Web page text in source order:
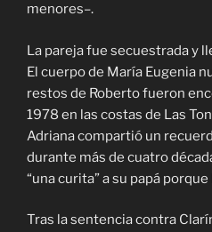
menores–.
La pareja fue secuestrada y
El cuerpo de María Eugenia
restos de Roberto fueron
1978 en las costas de Las
Adriana compartió un
durante más de cuatro
“una curita” a su papá
Tras la sentencia contra